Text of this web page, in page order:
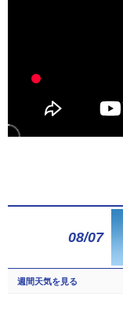
08/07
週間天気を見る